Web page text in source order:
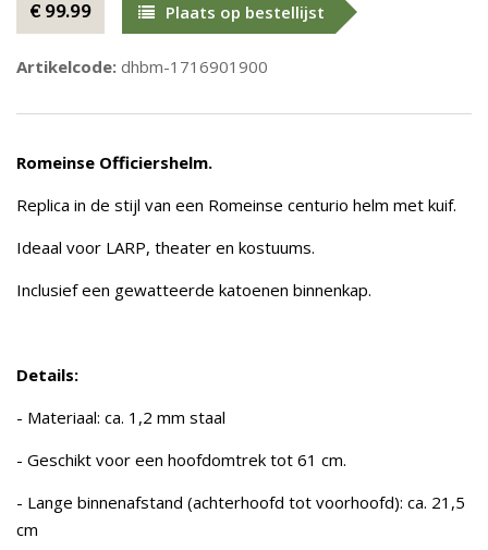
€ 99.99 Plaats op bestellijst
Artikelcode: dhbm-1716901900
Romeinse Officiershelm.
Replica in de stijl van een Romeinse centurio helm met kuif.
Ideaal voor LARP, theater en kostuums.
Inclusief een gewatteerde katoenen binnenkap.
Details:
- Materiaal: ca. 1,2 mm staal
- Geschikt voor een hoofdomtrek tot 61 cm.
- Lange binnenafstand (achterhoofd tot voorhoofd): ca. 21,5
cm